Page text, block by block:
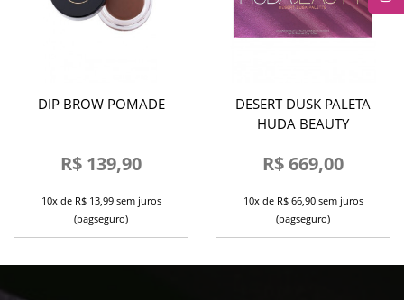
DIP BROW POMADE
R$ 139,90
10x de R$ 13,99 sem juros
(pagseguro)
DESERT DUSK PALETA
HUDA BEAUTY
R$ 669,00
10x de R$ 66,90 sem juros
(pagseguro)